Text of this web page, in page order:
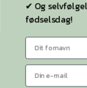
Ideen til StyleLegs
Sitemap
KONTAKT OS
✔ Og
fødselsdag!